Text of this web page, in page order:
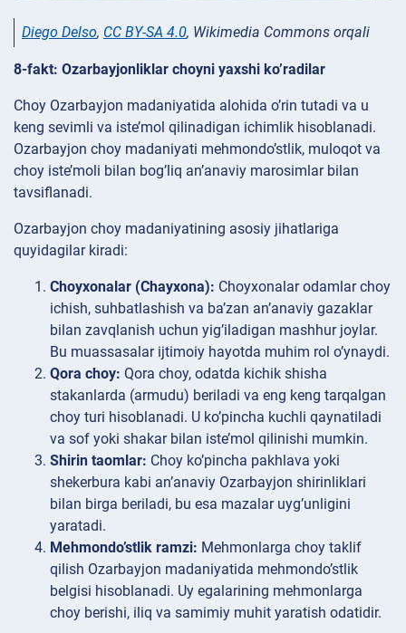
Diego Delso, CC BY-SA 4.0, Wikimedia Commons orqali
8-fakt: Ozarbayjonliklar choyni yaxshi ko’radilar
Choy Ozarbayjon madaniyatida alohida o’rin tutadi va u
keng sevimli va iste’mol qilinadigan ichimlik hisoblanadi.
Ozarbayjon choy madaniyati mehmondo’stlik, muloqot va
choy iste’moli bilan bog’liq an’anaviy marosimlar bilan
tavsiflanadi.
Ozarbayjon choy madaniyatining asosiy jihatlariga
quyidagilar kiradi:
Choyxonalar (Chayxona): Choyxonalar odamlar choy
ichish, suhbatlashish va ba’zan an’anaviy gazaklar
bilan zavqlanish uchun yig’iladigan mashhur joylar.
Bu muassasalar ijtimoiy hayotda muhim rol o’ynaydi.
Qora choy: Qora choy, odatda kichik shisha
stakanlarda (armudu) beriladi va eng keng tarqalgan
choy turi hisoblanadi. U ko’pincha kuchli qaynatiladi
va sof yoki shakar bilan iste’mol qilinishi mumkin.
Shirin taomlar: Choy ko’pincha pakhlava yoki
shekerbura kabi an’anaviy Ozarbayjon shirinliklari
bilan birga beriladi, bu esa mazalar uyg’unligini
yaratadi.
Mehmondo’stlik ramzi: Mehmonlarga choy taklif
qilish Ozarbayjon madaniyatida mehmondo’stlik
belgisi hisoblanadi. Uy egalarining mehmonlarga
choy berishi, iliq va samimiy muhit yaratish odatidir.